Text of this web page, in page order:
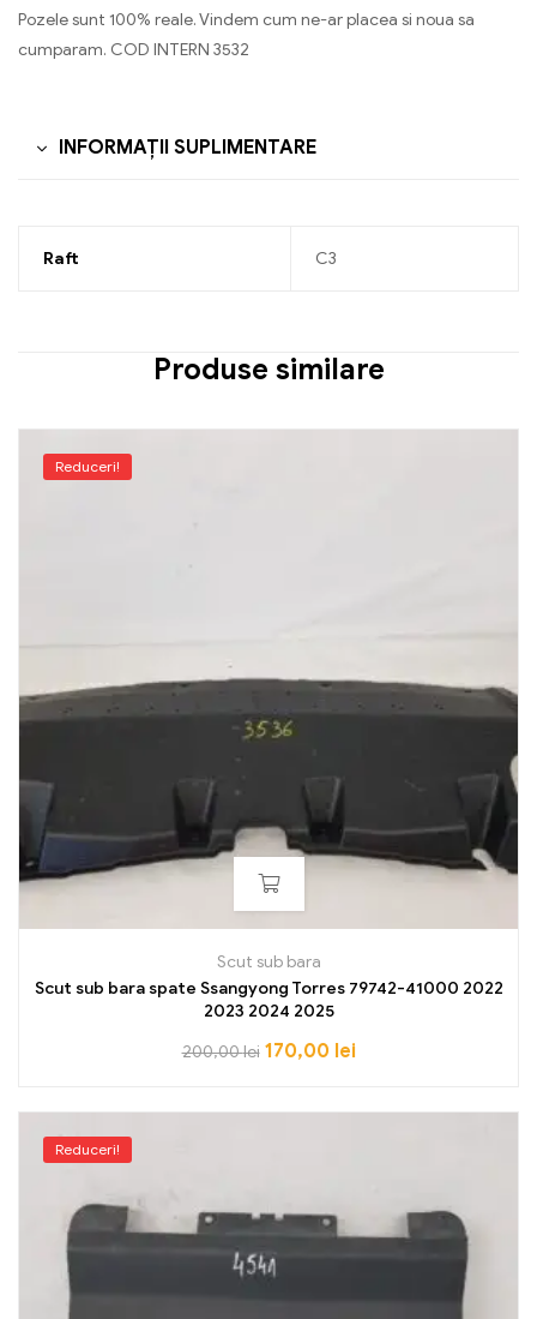
Pozele sunt 100% reale. Vindem cum ne-ar placea si noua sa
cumparam. COD INTERN 3532
INFORMAȚII SUPLIMENTARE
Raft C3
Produse similare
Reduceri!
Scut sub bara
Scut sub bara spate Ssangyong Torres 79742-41000 2022
2023 2024 2025
200,00lei 170,00 lei
Reduceri!